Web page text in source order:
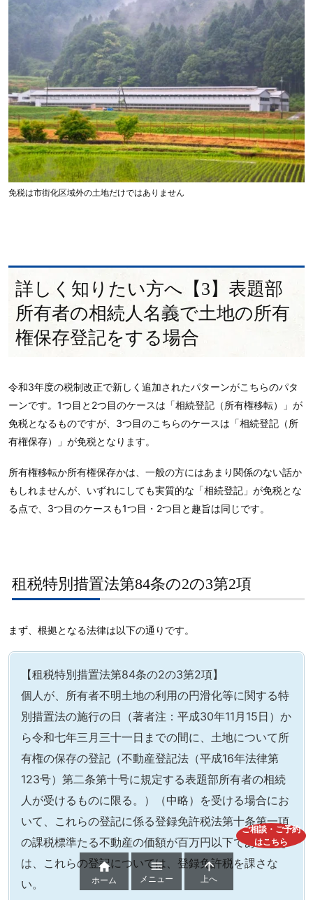
免税は市街化区域外の土地だけではありません
詳しく知りたい方へ【3】表題部
所有者の相続人名義で土地の所有
権保存登記をする場合
令和3年度の税制改正で新しく追加されたパターンがこちらのパタ
ーンです。1つ目と2つ目のケースは「相続登記（所有権移転）」が
免税となるものですが、3つ目のこちらのケースは「相続登記（所
有権保存）」が免税となります。
所有権移転か所有権保存かは、一般の方にはあまり関係のない話か
もしれませんが、いずれにしても実質的な「相続登記」が免税とな
る点で、3つ目のケースも1つ目・2つ目と趣旨は同じです。
租税特別措置法第84条の2の3第2項
まず、根拠となる法律は以下の通りです。
【租税特別措置法第84条の2の3第2項】
個人が、所有者不明土地の利用の円滑化等に関する特
別措置法の施行の日（著者注：平成30年11月15日）か
ら令和七年三月三十一日までの間に、土地について所
有権の保存の登記（不動産登記法（平成16年法律第
123号）第二条第十号に規定する表題部所有者の相続
人が受けるものに限る。）（中略）を受ける場合にお
いて、これらの登記に係る登録免許税法第十条第一項
の課税標準たる不動産の価額が百万円以下であるとき
は、これらの登記については、登録免許税を課さな
い。
ご相談・ご予約
はこちら

ホーム

メニュー

上へ